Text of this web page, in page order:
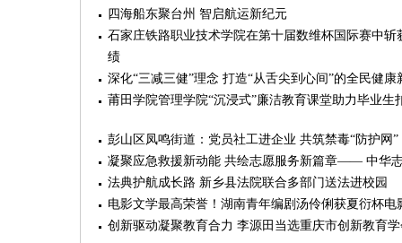
四海船东聚台州 智启航运新纪元
石家庄铁路职业技术学院在第十届数维杯国际赛中
绩
深化“三减三健”理念 打造“从舌尖到心间”的全民健
莆田学院管理学院“沉浸式”廉洁教育课堂助力毕业生
彭山区凤鸣街道：党员社工进企业 共筑禁毒“防护网”
凝聚应急救援新动能 共绘志愿服务新篇章—— 中华
法典护航成长路 新乡县法院联合多部门送法进校园
电影文学最高荣誉！湖南青年编剧汤伶俐获夏衍杯电
创新驱动凝聚教育合力 李源田当选重庆市创新教育